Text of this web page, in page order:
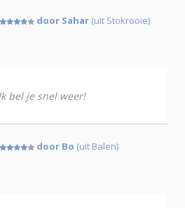
door Sahar (uit Stokrooie)
bel je snel weer!
door Bo (uit Balen)